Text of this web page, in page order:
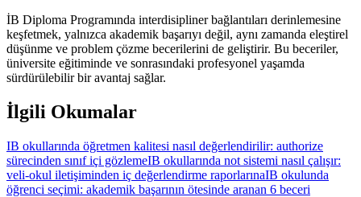
İB Diploma Programında interdisipliner bağlantıları derinlemesine
keşfetmek, yalnızca akademik başarıyı değil, aynı zamanda eleştirel
düşünme ve problem çözme becerilerini de geliştirir. Bu beceriler,
üniversite eğitiminde ve sonrasındaki profesyonel yaşamda
sürdürülebilir bir avantaj sağlar.
İlgili Okumalar
IB okullarında öğretmen kalitesi nasıl değerlendirilir: authorize
sürecinden sınıf içi gözlemeIB okullarında not sistemi nasıl çalışır:
veli-okul iletişiminden iç değerlendirme raporlarınaIB okulunda
öğrenci seçimi: akademik başarının ötesinde aranan 6 beceri